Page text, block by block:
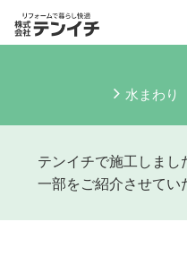
水まわり
テンイチで施工しまし
一部をご紹介させてい